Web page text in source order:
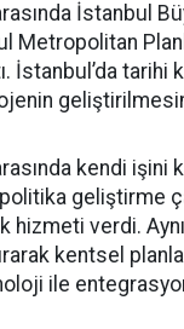
İstanbul
Metropolitan
İstanbul’da tarihi
kendi işini
geliştirme
hizmeti verdi.
kentsel
ile